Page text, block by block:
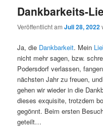
Dankbarkeits-
Veröffentlicht amJuli 28, 2022
Ja, die Dankbarkeit. Mein
nicht mehr sagen, bzw.
Podersdorf verlassen,
nächsten Jahr zu freuen,
gehen wir wieder in die
dieses exquisite, trotzdem
gegönnt. Beim ersten
geteilt…